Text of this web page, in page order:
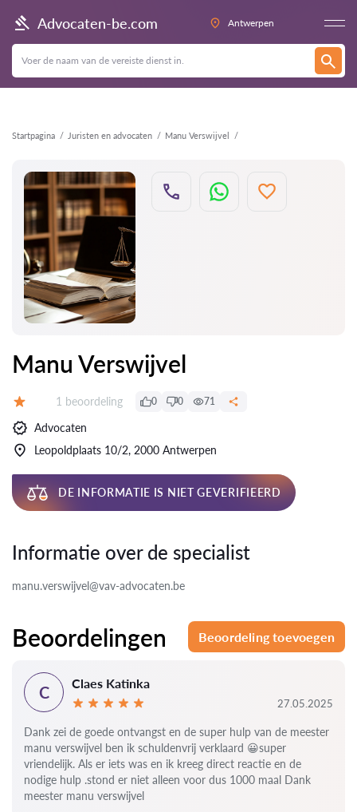
Advocaten-be.com Antwerpen
Startpagina Juristen en advocaten Manu Verswijvel
Terug
Manu Verswijvel
Beoordelingen:
1 beoordeling 0 0 71
Advocaten
Leopoldplaats 10/2, 2000 Antwerpen
DE INFORMATIE IS NIET GEVERIFIEERD
Informatie over de specialist
manu.verswijvel@vav-advocaten.be
Beoordelingen Beoordeling toevoegen
C Claes Katinka
27.05.2025
Dank zei de goede ontvangst en de super hulp van de meester
manu verswijvel ben ik schuldenvrij verklaard 😀super
vriendelijk. Als er iets was en ik kreeg direct reactie en de
nodige hulp .stond er niet alleen voor dus 1000 maal Dank
meester manu verswijvel